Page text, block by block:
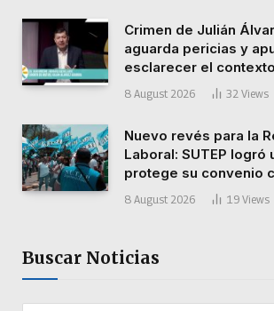
Crimen de Julián
aguarda pericias y
esclarecer el
8 August 2026 32 Views
Nuevo revés para la
Laboral: SUTEP logró
protege su convenio
8 August 2026 19 Views
Buscar Noticias